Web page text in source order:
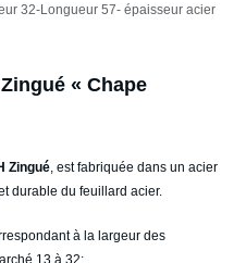
32-Longueur 57- épaisseur acier
« Chape
Zingué , est fabriquée dans un acier
durable du feuillard acier.
à la largeur des
13 à 32: